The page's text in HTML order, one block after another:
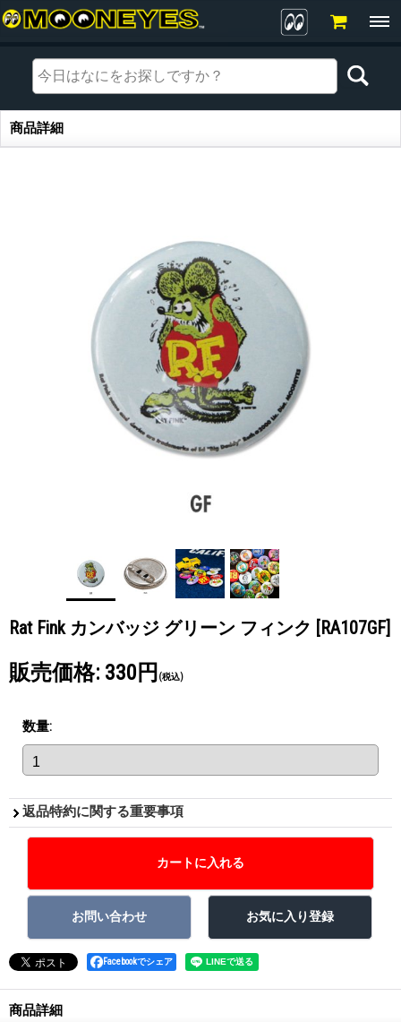
商品詳細
商品詳細
Rat Fink カンバッジ グリーン フィンク [RA107GF]
販売価格: 330円 (税込)
数量:
返品特約に関する重要事項
Facebookでシェア
商品詳細